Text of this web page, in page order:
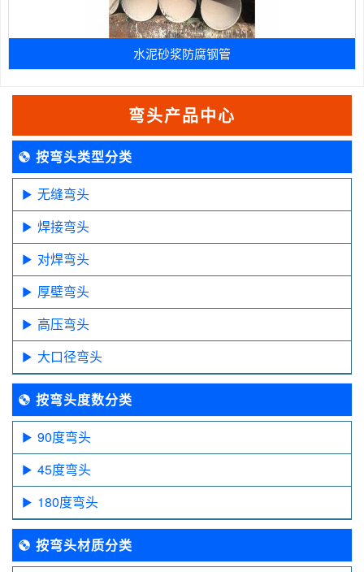
水泥砂浆防腐钢管
弯头产品中心
按弯头类型分类
无缝弯头
焊接弯头
对焊弯头
厚壁弯头
高压弯头
大口径弯头
按弯头度数分类
90度弯头
45度弯头
180度弯头
按弯头材质分类